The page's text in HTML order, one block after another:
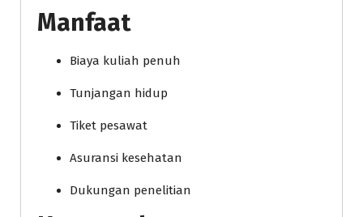
Manfaat
Biaya kuliah penuh
Tunjangan hidup
Tiket pesawat
Asuransi kesehatan
Dukungan penelitian